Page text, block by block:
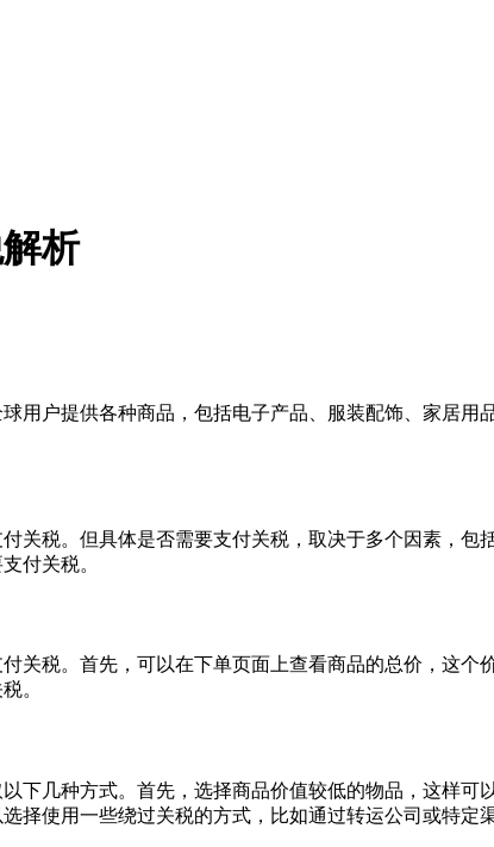
析
用户提供各种商品，包括电子产品、服装配饰、家居
关税。但具体是否需要支付关税，取决于多个因素，
付关税。
关税。首先，可以在下单页面上查看商品的总价，这
。
下几种方式。首先，选择商品价值较低的物品，这样
择使用一些绕过关税的方式，比如通过转运公司或特定